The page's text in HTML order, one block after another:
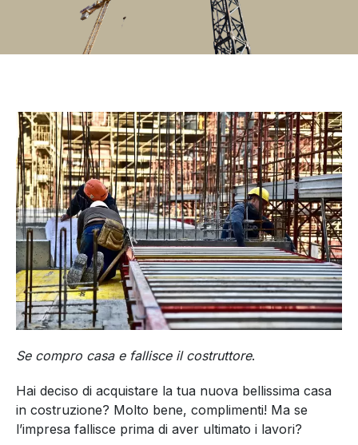
Se compro casa e fallisce il costruttore.
Hai deciso di acquistare la tua nuova bellissima casa
in costruzione? Molto bene, complimenti! Ma se
l’impresa fallisce prima di aver ultimato i lavori?